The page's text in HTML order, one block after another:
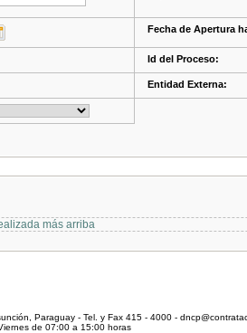
Fecha de Apertura
Id del Proceso:
Entidad Externa:
más arriba
Paraguay - Tel. y Fax 415 - 4000 -
de 07:00 a 15:00 horas